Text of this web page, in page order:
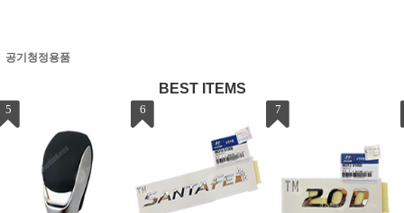
공기청정용품
BEST ITEMS